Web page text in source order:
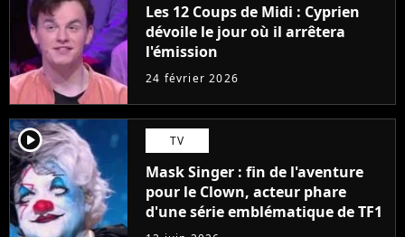
Les 12 Coups de Midi : Cyprien
dévoile le jour où il arrêtera
l'émission
24 février 2026
player2 TV
Mask Singer : fin de l'aventure
pour le Clown, acteur phare
d'une série emblématique de TF1